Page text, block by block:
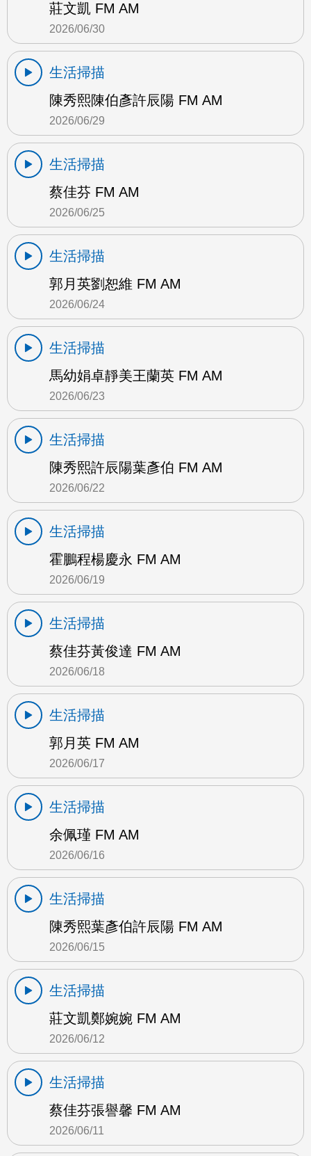
莊文凱 FM AM
2026/06/30
生活掃描
陳秀熙陳伯彥許辰陽 FM AM
2026/06/29
生活掃描
蔡佳芬 FM AM
2026/06/25
生活掃描
郭月英劉恕維 FM AM
2026/06/24
生活掃描
馬幼娟卓靜美王蘭英 FM AM
2026/06/23
生活掃描
陳秀熙許辰陽葉彥伯 FM AM
2026/06/22
生活掃描
霍鵬程楊慶永 FM AM
2026/06/19
生活掃描
蔡佳芬黃俊達 FM AM
2026/06/18
生活掃描
郭月英 FM AM
2026/06/17
生活掃描
余佩瑾 FM AM
2026/06/16
生活掃描
陳秀熙葉彥伯許辰陽 FM AM
2026/06/15
生活掃描
莊文凱鄭婉婉 FM AM
2026/06/12
生活掃描
蔡佳芬張譽馨 FM AM
2026/06/11